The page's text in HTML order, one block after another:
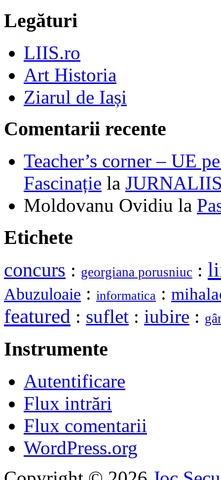
Legături
LIIS.ro
Art Historia
Ziarul de Iași
Comentarii recente
Teacher’s corner – UE
Fascinație la
Moldovanu Ovidiu la
Etichete
concurs : georgiana porusniuc :
Abuzuloaie : informatica :
featured : suflet : iubire :
Instrumente
Autentificare
Flux intrări
Flux comentarii
WordPress.org